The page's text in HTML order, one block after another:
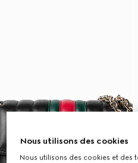
Nous utilisons des cookies
Nous utilisons des cookies et des